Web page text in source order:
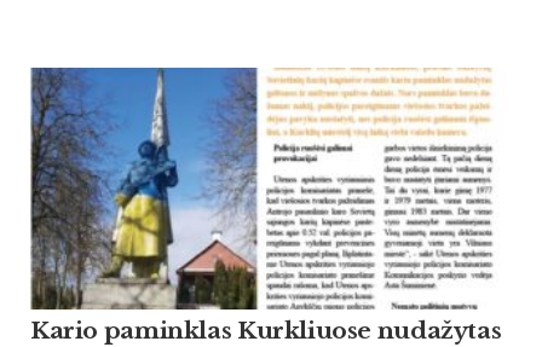
Kario paminklas Kurkliuose nudažytas